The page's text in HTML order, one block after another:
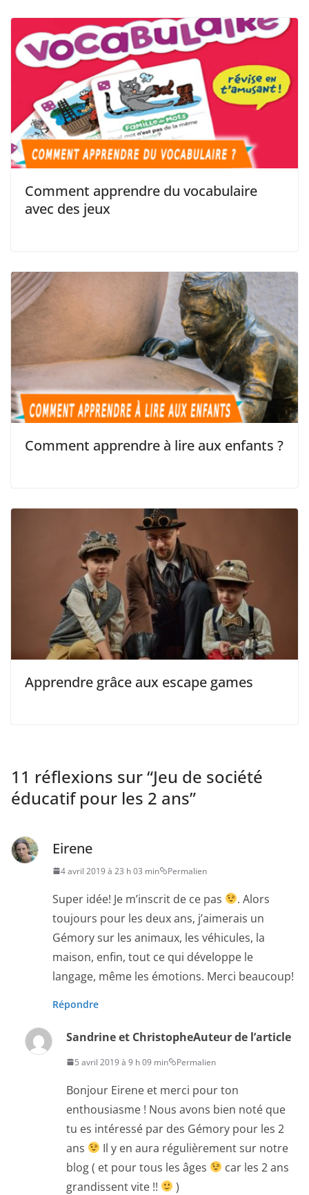
Comment apprendre du vocabulaire
avec des jeux
Comment apprendre à lire aux enfants ?
Apprendre grâce aux escape games
11 réflexions sur “Jeu de société
éducatif pour les 2 ans”
Eirene
4 avril 2019 à 23 h 03 min Permalien
Super idée! Je m’inscrit de ce pas
. Alors
toujours pour les deux ans, j’aimerais un
Gémory sur les animaux, les véhicules, la
maison, enfin, tout ce qui développe le
langage, même les émotions. Merci beaucoup!
Répondre
Sandrine et ChristopheAuteur de l’article
5 avril 2019 à 9 h 09 min Permalien
Bonjour Eirene et merci pour ton
enthousiasme ! Nous avons bien noté que
tu es intéressé par des Gémory pour les 2
ans
Il y en aura régulièrement sur notre
blog ( et pour tous les âges
car les 2 ans
grandissent vite !!
)